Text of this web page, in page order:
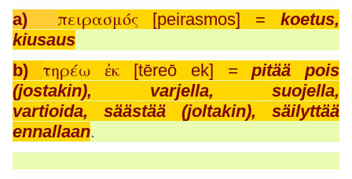
a)
πειρασμός[peirasmos] = koetus,
kiusaus
b)
τηρέω ἐκ[tēreō ek] =pitää pois
(jostakin), varjella, suojella,
vartioida,säästää (joltakin), säilyttää
ennallaan.